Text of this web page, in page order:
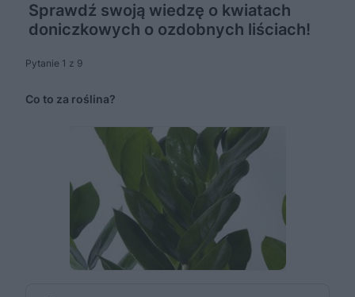
Sprawdź swoją wiedzę o kwiatach
doniczkowych o ozdobnych liściach!
Pytanie 1 z 9
Co to za roślina?